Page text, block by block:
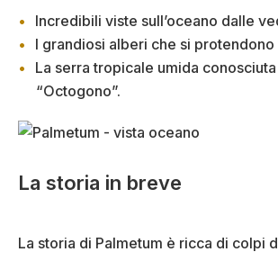
Incredibili viste sull’oceano dalle
I grandiosi alberi che si
La serra tropicale umida
“Octogono”.
La storia in breve
La storia di Palmetum è ricca di colpi